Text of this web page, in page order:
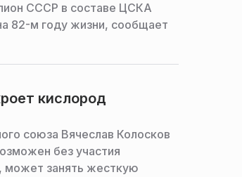
СССР в составе ЦСКА
82-м году жизни, сообщает
кислород
союза Вячеслав Колосков
без участия
может занять жесткую